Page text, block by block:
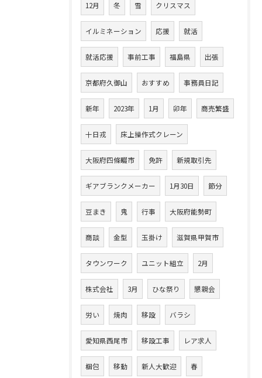
12月 冬 雪 クリスマス
イルミネーション 応援 就活
就活応援 事前工事 福島県 出張
京都府久御山 おすすめ 事務員日記
新年 2023年 1月 卯年 商売繁盛
十日戎 床上操作式クレーン
大阪府四條畷市 免許 新規取引先
ギアブランクメーカー 1月30日 節分
豆まき 鬼 行事 大阪府能勢町
商談 金型 玉掛け 滋賀県甲賀市
タウンワーク ユニット組立 2月
株式会社 3月 ひな祭り 懇親会
労い 焼肉 移設 バラシ
愛知県西尾市 移設工事 レア求人
梱包 移動 新人大歓迎 春